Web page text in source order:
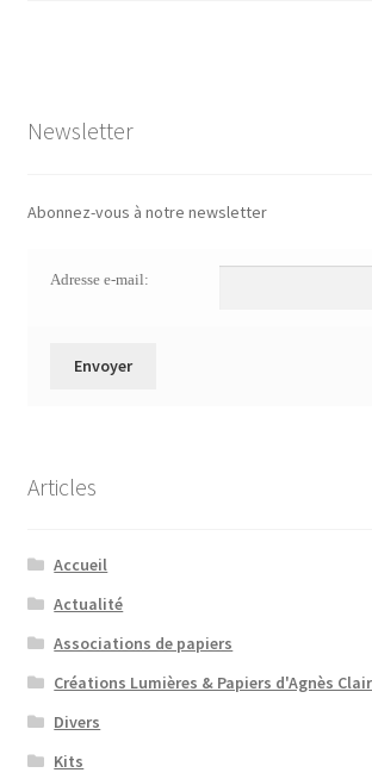
Newsletter
Abonnez-vous à notre newsletter
Adresse e-mail:
Articles
Accueil
Actualité
Associations de papiers
Créations Lumières & Papiers d'Agnès
Divers
Kits